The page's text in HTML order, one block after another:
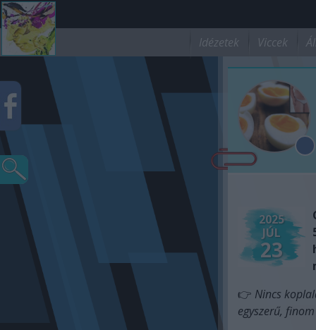
Idézetek Viccek
2025
JÚL
23
👉 Nincs
egyszerű,